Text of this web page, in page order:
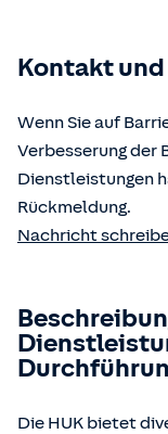
Kontakt
Wenn Sie auf
Verbesserung der
Dienstleistungen
Rückmeldung.
Nachricht
Die HUK bietet